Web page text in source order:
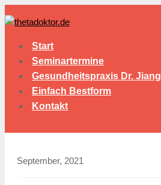
Start
Seminartermine
Gesundheitspraxis Dr. Jiang
Einfach Bestform
Kontakt
September, 2021